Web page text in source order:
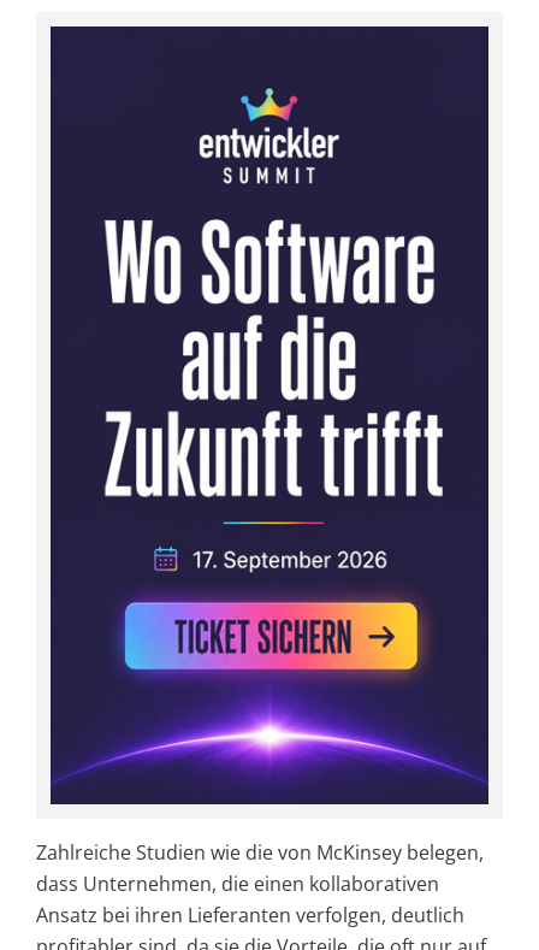
Zahlreiche Studien wie die von McKinsey belegen,
dass Unternehmen, die einen kollaborativen
Ansatz bei ihren Lieferanten verfolgen, deutlich